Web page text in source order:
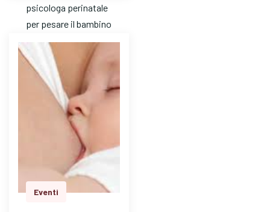
psicologa perinatale
per pesare il bambino
e avere risposte a
dom…
Eventi